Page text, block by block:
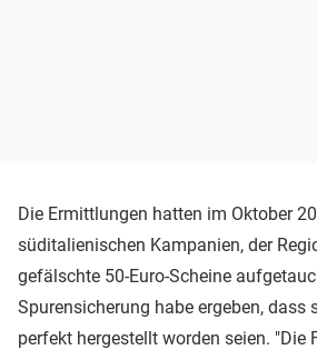
Die Ermittlungen hatten im Oktober
süditalienischen Kampanien, der
gefälschte 50-Euro-Scheine
Spurensicherung habe ergeben, dass
perfekt hergestellt worden seien. "Die